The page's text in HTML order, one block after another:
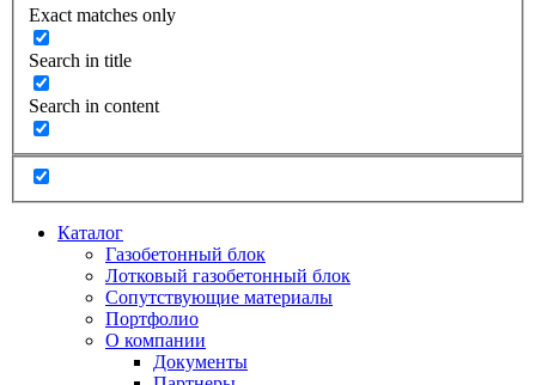
Exact matches only
Search in title
Search in content
Каталог
Газобетонный блок
Лотковый газобетонный блок
Сопутствующие материалы
Портфолио
О компании
Документы